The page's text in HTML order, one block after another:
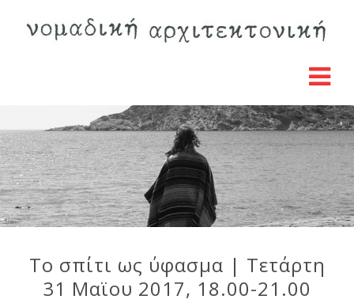
Το σπίτι ως ύφασμα | Τετάρτη
31 Μαϊου 2017, 18.00-21.00